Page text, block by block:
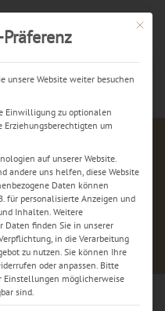
anrufen
Mit
unsere Website weiter besuchen
Einwilligung zu optionalen
Erziehungsberechtigten um
auf unserer Website.
andere uns helfen, diese Website
Daten können
für personalisierte Anzeigen und
Inhalten. Weitere
Daten finden Sie in unserer
in die Verarbeitung
zu nutzen. Sie können Ihre
oder anpassen. Bitte
Einstellungen möglicherweise
sind.